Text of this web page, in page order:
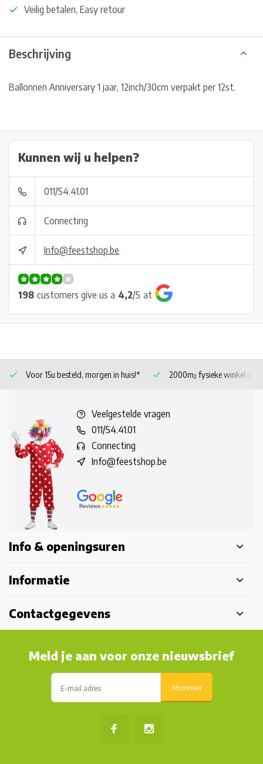
Veilig betalen, Easy retour
Beschrijving
Ballonnen Anniversary 1 jaar, 12inch/30cm verpakt per 12st.
Kunnen wij u helpen?
011/54.41.01
Connecting
Info@feestshop.be
198 customers give us a 4,2/5 at
Voor 15u besteld, morgen in huis!* 2000m² fysieke winkel in
Veelgestelde vragen
011/54.41.01
Connecting
Info@feestshop.be
Info & openingsuren
Informatie
Contactgegevens
Meld je aan voor onze nieuwsbrief
Abonneer